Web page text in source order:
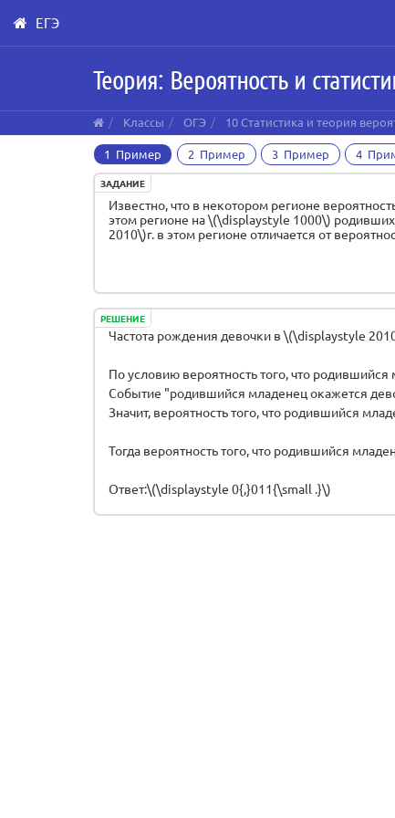
content
ЕГЭ
Теория: Вероятность и
Классы ОГЭ 10 Статистика и теория
1 Пример 2 Пример 3 Пример 4
ЗАДАНИЕ
Известно, что в некотором регионе
этом регионе на \(\displaystyle 1000\)
2010\)г. в этом регионе отличается от
РЕШЕНИЕ
Частота рождения девочки в \(\displaystyle
По условию вероятность того, что
Событие "родившийся младенец окажется
Значит, вероятность того, что родившийся
Тогда вероятность того, что родившийся
Ответ:\(\displaystyle 0{,}011{\small .}\)